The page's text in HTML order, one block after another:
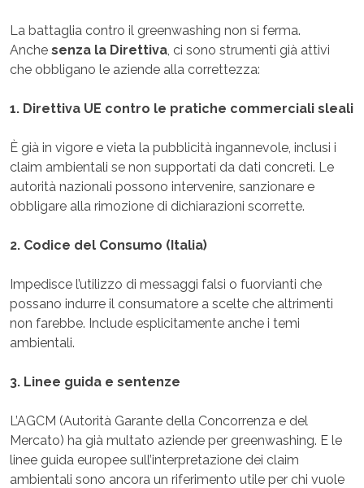
La battaglia contro il greenwashing non si ferma.
Anche senza la Direttiva, ci sono strumenti già attivi
che obbligano le aziende alla correttezza:
1. Direttiva UE contro le pratiche commerciali sleali
È già in vigore e vieta la pubblicità ingannevole, inclusi i
claim ambientali se non supportati da dati concreti. Le
autorità nazionali possono intervenire, sanzionare e
obbligare alla rimozione di dichiarazioni scorrette.
2. Codice del Consumo (Italia)
Impedisce l’utilizzo di messaggi falsi o fuorvianti che
possano indurre il consumatore a scelte che altrimenti
non farebbe. Include esplicitamente anche i temi
ambientali.
3. Linee guida e sentenze
L’AGCM (Autorità Garante della Concorrenza e del
Mercato) ha già multato aziende per greenwashing. E le
linee guida europee sull’interpretazione dei claim
ambientali sono ancora un riferimento utile per chi vuole